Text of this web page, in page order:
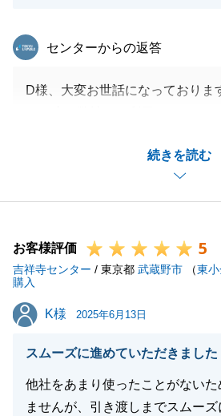
続きを読む
東急リバブル
センターからの返答
D様、大変お世話になっておりま
今後、是非D様もご紹介制度を活
を広めて頂けますと幸いです。
閉じる
お客様評価 5
吉祥寺センター / 東京都 武蔵野市 （東
購入
K様
K様 2025年6月13日
スムーズに進めていただきました
他社をあまり使ったことがない
ませんが、引き渡しまでスムー